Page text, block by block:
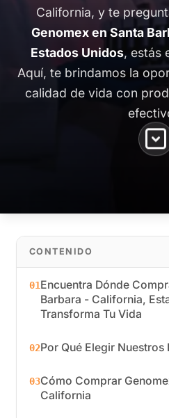
California, y te
Genomex en Santa
Estados Unidos, estás
Aquí, te brindamos la
calidad de vida con
CONTENIDO
01Encuentra Dónde
Barbara - California,
Transforma Tu Vida
02Por Qué Elegir Nuestros
03Cómo Comprar
California